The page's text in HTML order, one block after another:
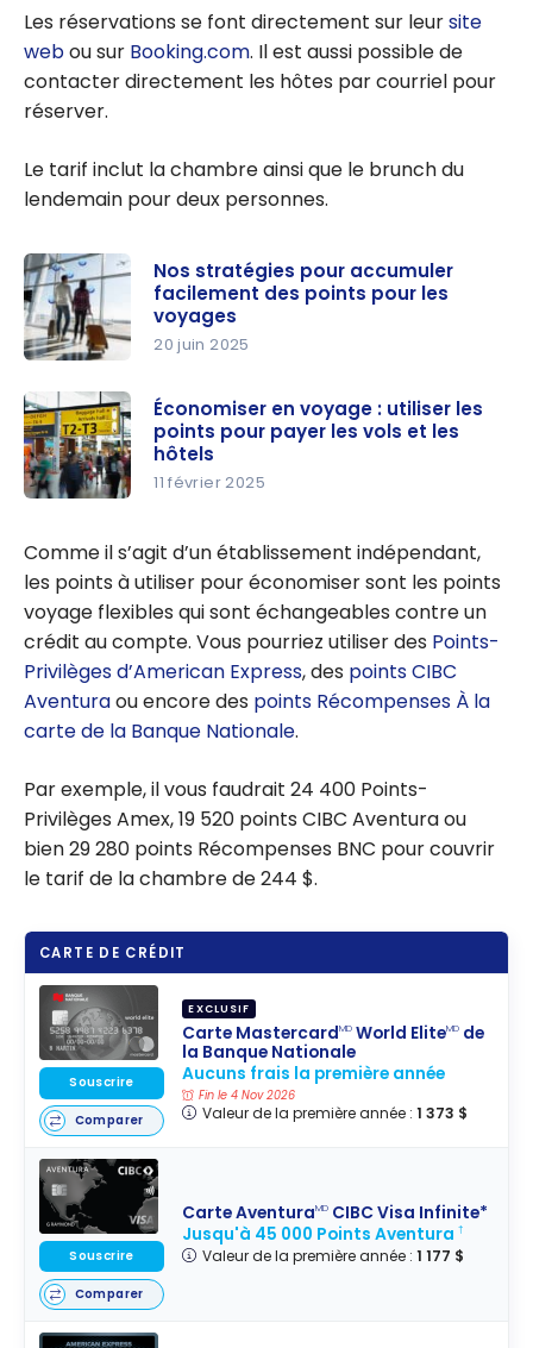
Les réservations se font directement sur leursite
webou sur Booking.com. Il est aussi possible de
contacter directement les hôtes par courriel pour
réserver.
Le tarif inclut la chambre ainsi que le brunch du
lendemain pour deux personnes.
stratégies
pour
accumuler
facilement
pour les
voyages
Nos stratégies pour accumuler
facilement des points pour les
voyages
20 juin 2025
r en
voyage :
utiliser les
points pour
payer les
vols et les
hôtels
Économiser en voyage : utiliser les
points pour payer les vols et les
hôtels
11 février 2025
Comme il s’agit d’un établissement indépendant,
les points à utiliser pour économiser sont les points
voyage flexibles qui sont échangeables contre un
crédit au compte. Vous pourriez utiliser des Points-
Privilèges d’American Express, des points CIBC
Aventuraou encore des points Récompenses À la
carte de la Banque Nationale.
Par exemple, il vous faudrait 24 400 Points-
Privilèges Amex, 19 520 points CIBC Aventura ou
bien 29 280 points Récompenses BNC pour couvrir
le tarif de la chambre de 244 $.
CARTE DE CRÉDIT
EXCLUSIF
Carte MastercardMD World EliteMD de
la Banque Nationale
Aucuns frais la première année
Fin le 4 Nov 2026
Valeur de la première année : 1 373 $
Souscrire
Comparer
Carte AventuraMD CIBC Visa Infinite*
Jusqu'à 45 000 Points Aventura†
Valeur de la première année : 1 177 $
Souscrire
Comparer